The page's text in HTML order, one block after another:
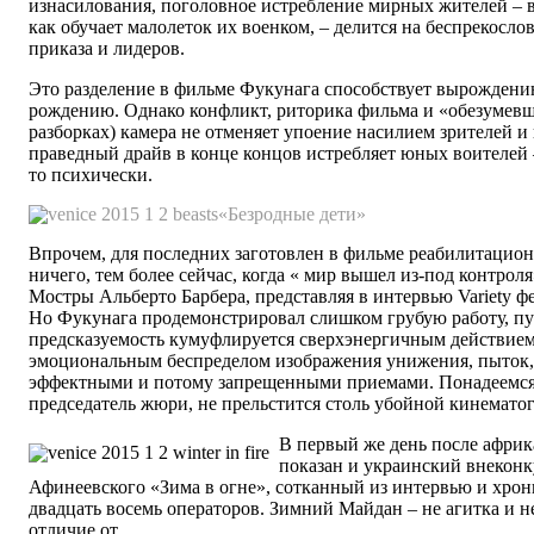
изнасилования, поголовное истребление мирных жителей –
как обучает малолеток их военком, – делится на
приказа и лидеров.
Это разделение в фильме Фукунага способствует
рождению. Однако конфликт, риторика фильма и
разборках) камера не отменяет упоение насилием зрителей
праведный драйв в конце концов истребляет юных воителей
то психически.
«Безродные дети»
Впрочем, для последних заготовлен в фильме
ничего, тем более сейчас, когда « мир вышел из-под
Мостры Альберто Барбера, представляя в интервью Variety
Но Фукунага продемонстрировал слишком грубую работу,
предсказуемость кумуфлируется сверхэнергичным
эмоциональным беспределом изображения унижения, пыток,
эффектными и потому запрещенными приемами.
председатель жюри, не прельстится столь убойной
В первый же день после
показан и украинский
Афинеевского «Зима в огне», сотканный из интервью и
двадцать восемь операторов. Зимний Майдан – не агитка и